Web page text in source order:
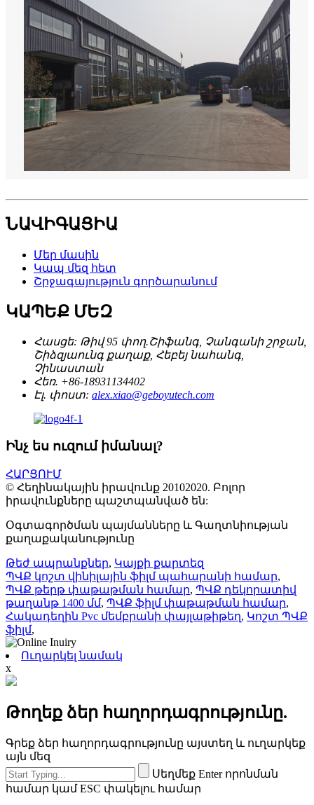
ՆԱՎԻԳԱՑԻԱ
Մեր մասին
Կապ մեզ հետ
Շրջագայություն գործարանում
ԿԱՊԵՔ ՄԵԶ
Հասցե: Թիվ 95 փող.Շիֆանգ, Չանգանի շրջան,
Շիձզյաունգ քաղաք, Հեբեյ նահանգ,
Չինաստան
Հեռ. +86-18931134402
Էլ. փոստ: alex.xiao@geboyutech.com
Ինչ ես ուզում իմանալ?
ՀԱՐՑՈՒՄ
© Հեղինակային իրավունք 20102020. Բոլոր
իրավունքները պաշտպանված են:
Օգտագործման պայմանները և Գաղտնիության
քաղաքականությունը
Թեժ ապրանքներ, Կայքի քարտեզ
ՊՎՔ կոշտ վինիլային ֆիլմ պահարանի համար,
ՊՎՔ թերթ փաթաթման համար, ՊՎՔ դեկորատիվ
թաղանթ 1400 մմ, ՊՎՔ ֆիլմ փաթաթման համար,
Հակադեղին Pvc մեմբրանի փայլաթիթեղ, Կոշտ ՊՎՔ
ֆիլմ,
Ուղարկել նամակ
x
Թողեք ձեր հաղորդագրությունը.
Գրեք ձեր հաղորդագրությունը այստեղ և ուղարկեք
այն մեզ
Սեղմեք Enter որոնման
համար կամ ESC փակելու համար